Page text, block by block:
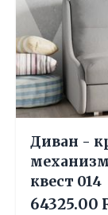
Диван -
квест 014
64325.00